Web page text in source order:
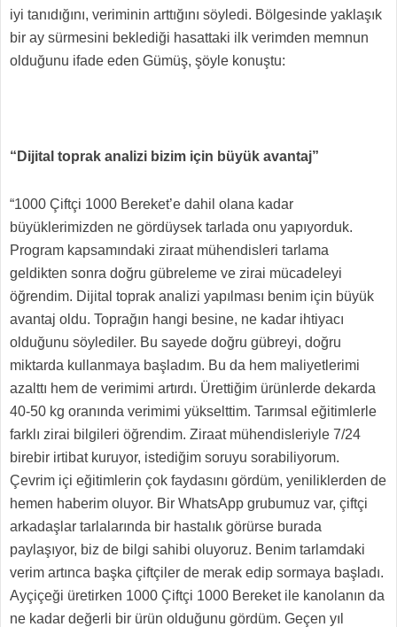
iyi tanıdığını, veriminin arttığını söyledi. Bölgesinde yaklaşık
bir ay sürmesini beklediği hasattaki ilk verimden memnun
olduğunu ifade eden Gümüş, şöyle konuştu:
“Dijital toprak analizi bizim için büyük avantaj”
“1000 Çiftçi 1000 Bereket’e dahil olana kadar
büyüklerimizden ne gördüysek tarlada onu yapıyorduk.
Program kapsamındaki ziraat mühendisleri tarlama
geldikten sonra doğru gübreleme ve zirai mücadeleyi
öğrendim. Dijital toprak analizi yapılması benim için büyük
avantaj oldu. Toprağın hangi besine, ne kadar ihtiyacı
olduğunu söylediler. Bu sayede doğru gübreyi, doğru
miktarda kullanmaya başladım. Bu da hem maliyetlerimi
azalttı hem de verimimi artırdı. Ürettiğim ürünlerde dekarda
40-50 kg oranında verimimi yükselttim. Tarımsal eğitimlerle
farklı zirai bilgileri öğrendim. Ziraat mühendisleriyle 7/24
birebir irtibat kuruyor, istediğim soruyu sorabiliyorum.
Çevrim içi eğitimlerin çok faydasını gördüm, yeniliklerden de
hemen haberim oluyor. Bir WhatsApp grubumuz var, çiftçi
arkadaşlar tarlalarında bir hastalık görürse burada
paylaşıyor, biz de bilgi sahibi oluyoruz. Benim tarlamdaki
verim artınca başka çiftçiler de merak edip sormaya başladı.
Ayçiçeği üretirken 1000 Çiftçi 1000 Bereket ile kanolanın da
ne kadar değerli bir ürün olduğunu gördüm. Geçen yıl